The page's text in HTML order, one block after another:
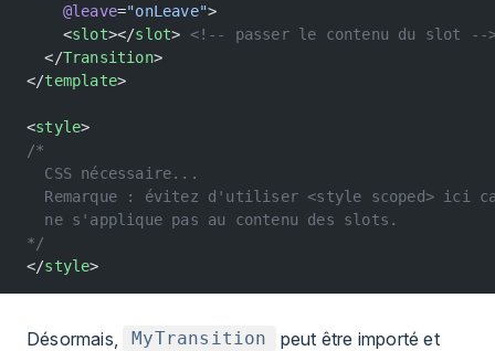
    @leave
="onLeave">
    <
slot></slot> <!-- passer le contenu du slot --
  </
Transition>
</template>
<style>
/*
  CSS nécessaire...
Remarque : évitez d'utiliser <style scoped> ici
  ne s'applique pas au contenu des slots.
*/
</style>
Désormais, MyTransition peut être importé et